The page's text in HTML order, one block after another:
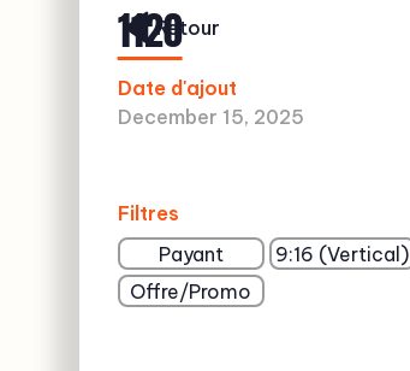
1120
Date d'ajout
December 15, 2025
Filtres
Payant
9:16 (Vertical)
Offre/Promo
Retour